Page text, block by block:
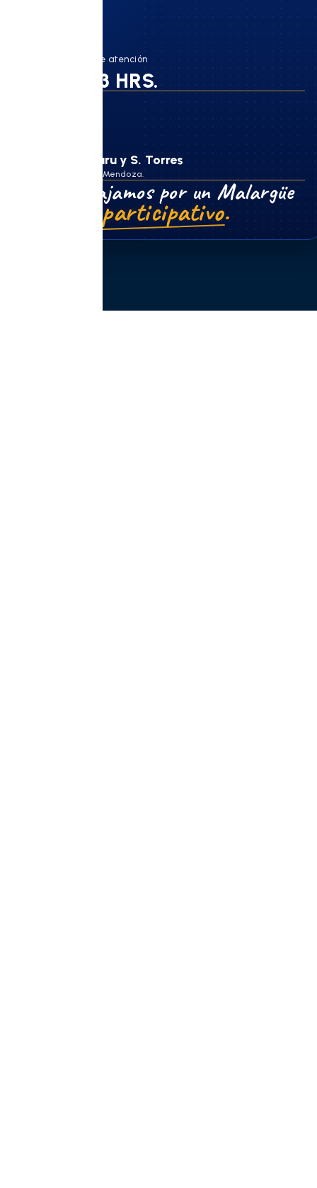
Horario de atención
8 a 13 HRS.
N. Uriburu y S. Torres
Malargüe, Mendoza.
Trabajamos por un Malargüe
más participativo.